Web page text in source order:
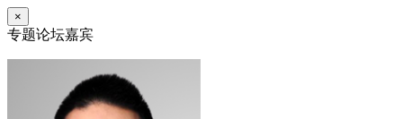
×
专题论坛嘉宾